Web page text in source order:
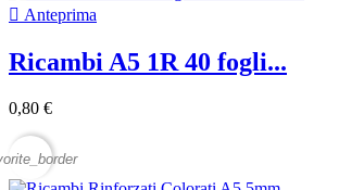
 Anteprima
Ricambi A5 1R 40 fogli...
0,80 €